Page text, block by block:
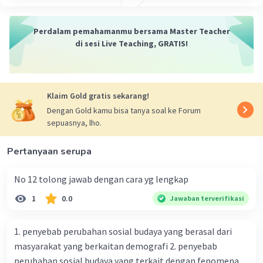
bermanfaat.
Baris keduamenyatakan bahwa hati yang
kata yang keji dan kasar. Ini mengandung
seseorang harus tetap kuat dan tidak
tergoyahkan oleh ujaran negatif dari orang
Pesan Moral:
Seloka ini mengajarkan kita tentang
pentingnya menjaga hati dan diri sendiri
kata kasar atau kritik dari luar, kita harus
tetap memiliki integritas dan bersikap
positif.
Perdalam pemahamanmu bersama Master Teacher
di sesi Live Teaching, GRATIS!
Klaim Gold gratis sekarang!
Dengan Gold kamu bisa tanya soal ke Forum
sepuasnya, lho.
Pertanyaan serupa
No 12 tolong jawab dengan cara yg lengkap
1 0.0 Jawaban terverifikasi
1. penyebab perubahan sosial budaya yang berasal dari
masyarakat yang berkaitan demografi 2. penyebab